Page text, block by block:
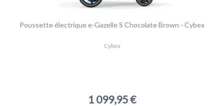
Poussette électrique e-Gazelle S Chocolate Brown - Cybex
Cybex
1 099,95 €